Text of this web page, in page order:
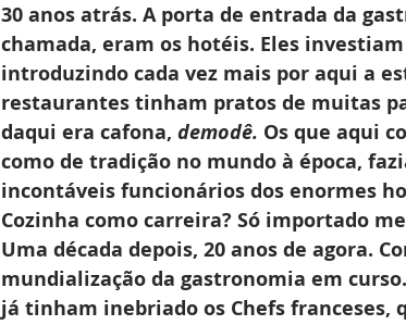
30 anos atrás. A porta de entrada da
chamada, eram os hotéis. Eles
introduzindo cada vez mais por aqui a
restaurantes tinham pratos de muitas
daqui era cafona, demodê. Os que aqui
como de tradição no mundo à época,
incontáveis funcionários dos enormes
Cozinha como carreira? Só importado
Uma década depois, 20 anos de agora.
mundialização da gastronomia em
já tinham inebriado os Chefs franceses,